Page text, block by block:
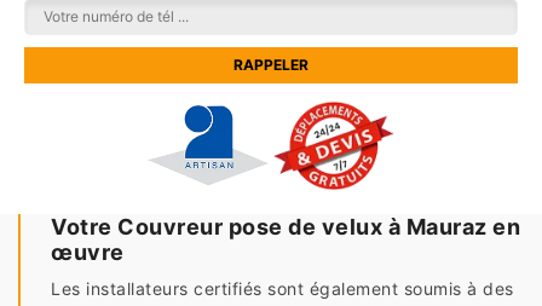
Votre Couvreur pose de velux à Mauraz en
œuvre
Les installateurs certifiés sont également soumis à des